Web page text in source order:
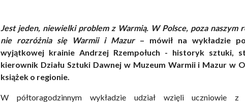
Jest jeden, niewielki problem z Warmią. W Polsce, poza naszym
nie rozróżnia się Warmii i Mazur – mówił na wykładzie
wyjątkowej krainie Andrzej Rzempołuch - historyk sztuki,
kierownik Działu Sztuki Dawnej w Muzeum Warmii i Mazur w
książek o regionie.
W półtoragodzinnym wykładzie udział wzięli uczniowie z